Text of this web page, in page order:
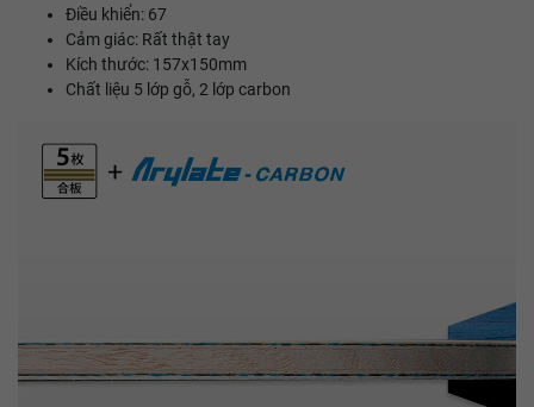
Điều khiển: 67
Cảm giác: Rất thật tay
Kích thước: 157x150mm
Chất liệu 5 lớp gỗ, 2 lớp carbon